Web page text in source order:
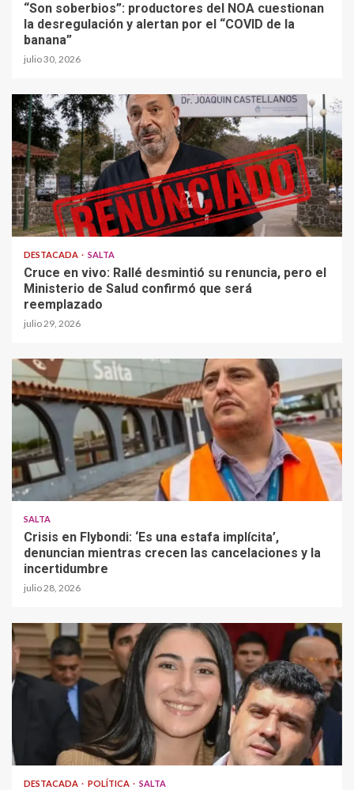
“Son soberbios”: productores del NOA cuestionan
la desregulación y alertan por el “COVID de la
banana”
julio 30, 2026
DESTACADA SALTA
Cruce en vivo: Rallé desmintió su renuncia, pero el
Ministerio de Salud confirmó que será
reemplazado
julio 29, 2026
SALTA
Crisis en Flybondi: ‘Es una estafa implícita’,
denuncian mientras crecen las cancelaciones y la
incertidumbre
julio 28, 2026
DESTACADA POLÍTICA SALTA